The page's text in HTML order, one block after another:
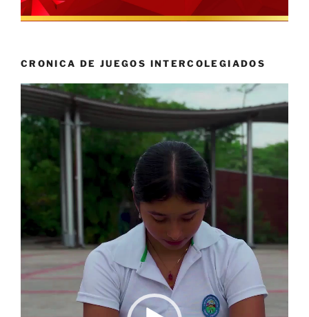
CRONICA DE JUEGOS INTERCOLEGIADOS
Reproductor
vídeo